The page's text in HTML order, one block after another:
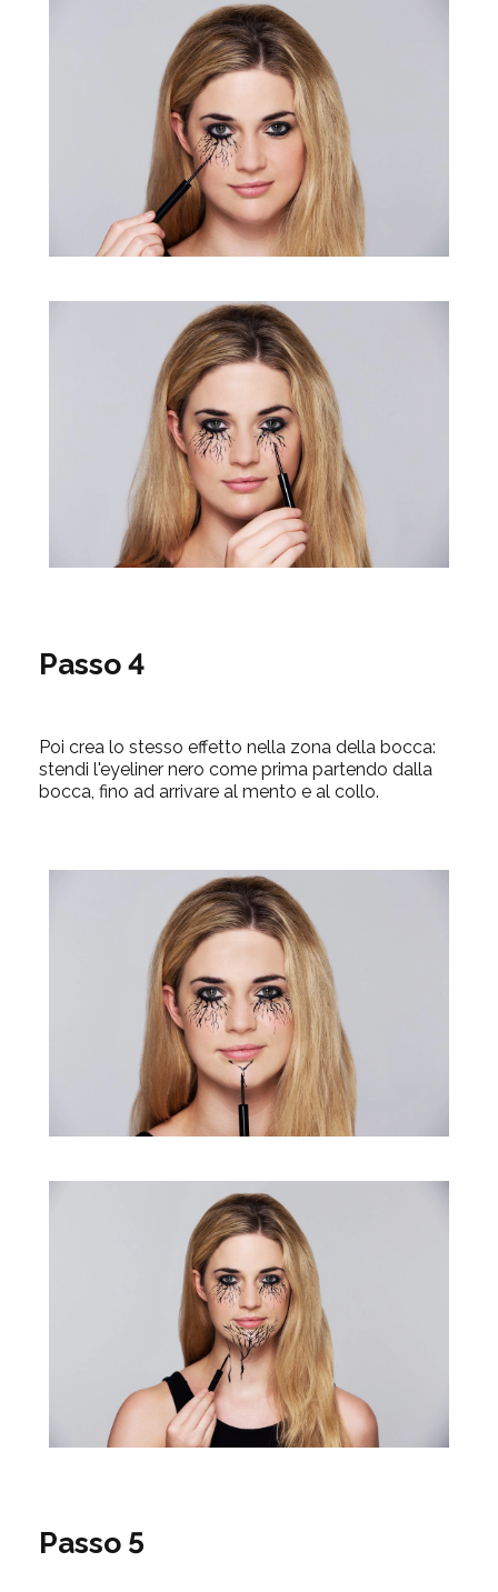
Passo 4
Poi crea lo stesso effetto nella zona della bocca:
stendi l'eyeliner nero come prima partendo dalla
bocca, fino ad arrivare al mento e al collo.
Passo 5